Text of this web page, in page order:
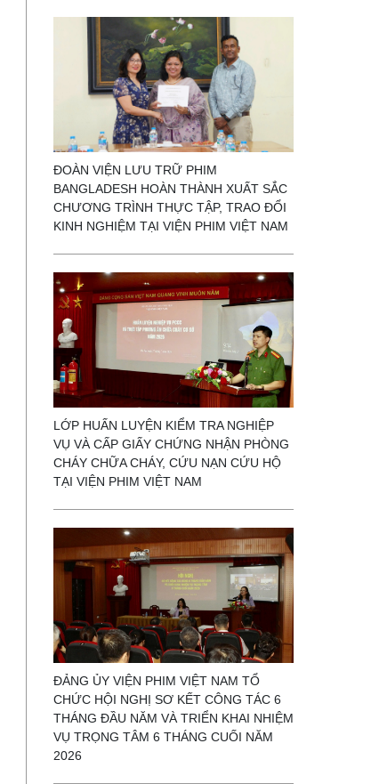
ĐOÀN VIỆN LƯU TRỮ PHIM
BANGLADESH HOÀN THÀNH XUẤT SẮC
CHƯƠNG TRÌNH THỰC TẬP, TRAO ĐỔI
KINH NGHIỆM TẠI VIỆN PHIM VIỆT NAM
LỚP HUẤN LUYỆN KIỂM TRA NGHIỆP
VỤ VÀ CẤP GIẤY CHỨNG NHẬN PHÒNG
CHÁY CHỮA CHÁY, CỨU NẠN CỨU HỘ
TẠI VIỆN PHIM VIỆT NAM
ĐẢNG ỦY VIỆN PHIM VIỆT NAM TỔ
CHỨC HỘI NGHỊ SƠ KẾT CÔNG TÁC 6
THÁNG ĐẦU NĂM VÀ TRIỂN KHAI NHIỆM
VỤ TRỌNG TÂM 6 THÁNG CUỐI NĂM
2026